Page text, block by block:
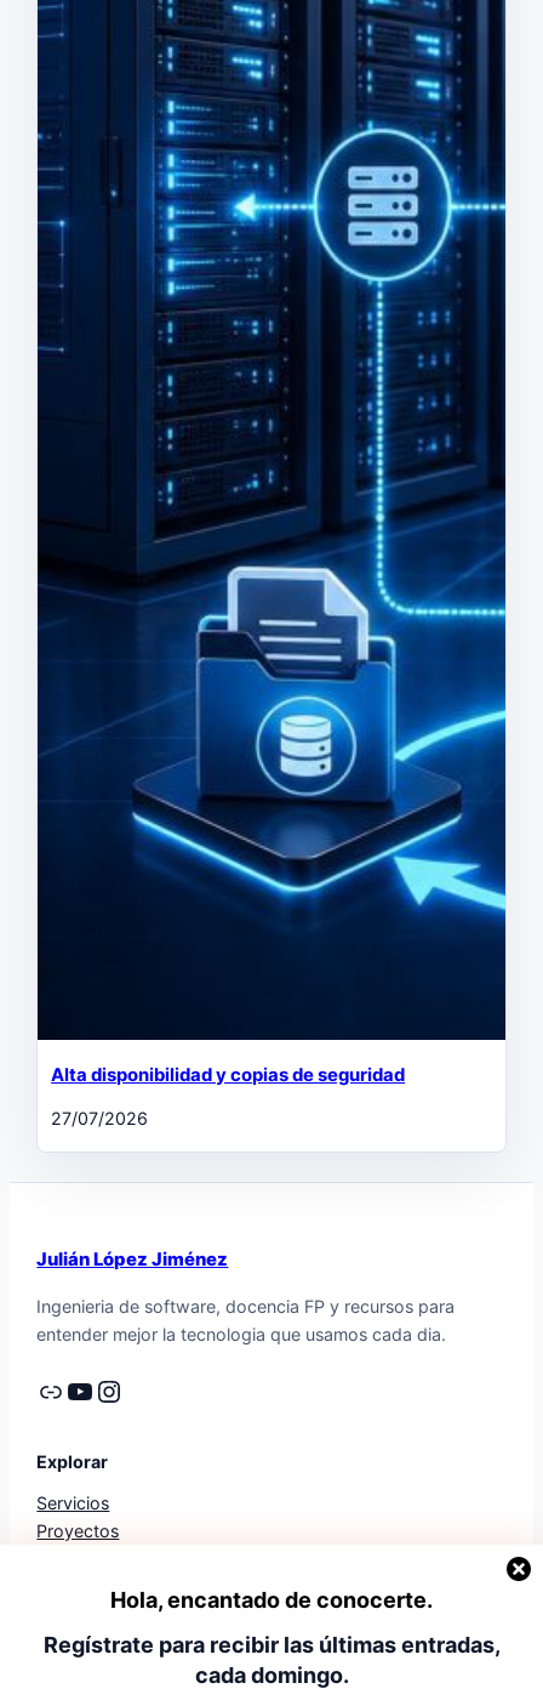
Hola, encantado de conocerte.
Regístrate para recibir las últimas entradas,
cada domingo.
Alta disponibilidad y copias de seguridad
27/07/2026
Julián López Jiménez
Ingenieria de software, docencia FP y recursos para
entender mejor la tecnologia que usamos cada dia.
Enlace YouTube Instagram
Explorar
Servicios
Proyectos
Mis Apps